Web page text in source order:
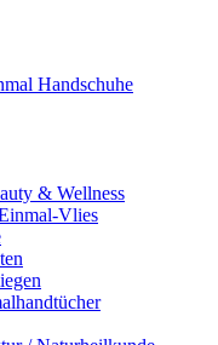
Handschuhe
& Wellness
Vlies